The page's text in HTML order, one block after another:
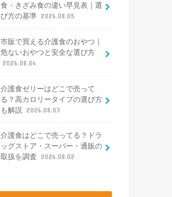
食・きざみ食の違い早見表｜選
び方の基準 2026.08.05
市販で買える介護食のおやつ｜
危ないおやつと安全な選び方
2026.08.04
介護食ゼリーはどこで売って
る？高カロリータイプの選び方
も解説
2026.08.03
介護食はどこで売ってる？ドラ
ッグストア・スーパー・通販の
取扱を調査
2026.08.02